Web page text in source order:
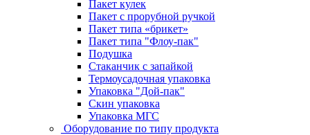
Пакет кулек
Пакет с прорубной ручкой
Пакет типа «брикет»
Пакет типа "Флоу-пак"
Подушка
Стаканчик с запайкой
Термоусадочная упаковка
Упаковка "Дой-пак"
Скин упаковка
Упаковка МГС
Оборудование по типу продукта